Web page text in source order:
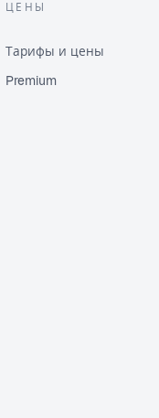
ЦЕНЫ
Тарифы и цены
Premium